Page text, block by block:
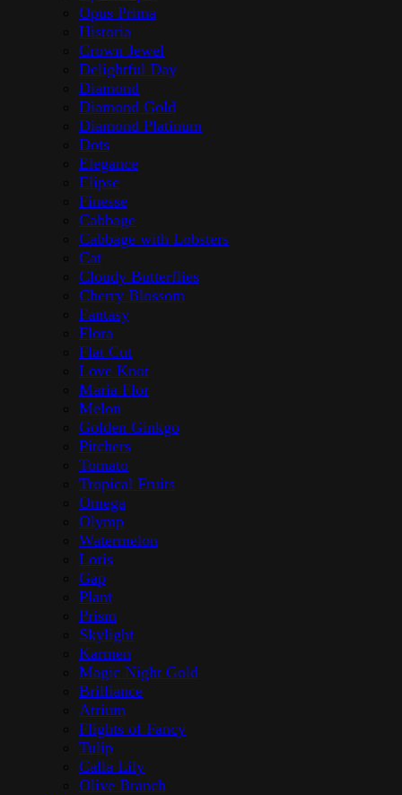
Opus Prima
Historia
Crown Jewel
Delightful Day
Diamond
Diamond Gold
Diamond Platinum
Dots
Elegance
Elipse
Finesse
Cabbage
Cabbage with Lobsters
Cat
Cloudy Butterflies
Cherry Blossom
Fantasy
Flora
Flat Cut
Love Knot
Maria Flor
Melon
Golden Ginkgo
Pitchers
Tomato
Tropical Fruits
Omega
Olymp
Watermelon
Loris
Gap
Plant
Prism
Skylight
Karmen
Magic Night Gold
Brilliance
Atrium
Flights of Fancy
Tulip
Calla Lily
Olive Branch